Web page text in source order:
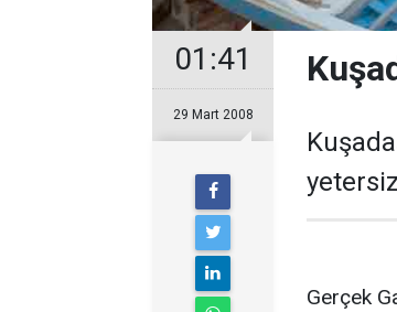
01:41
29 Mart 2008
Gerçek